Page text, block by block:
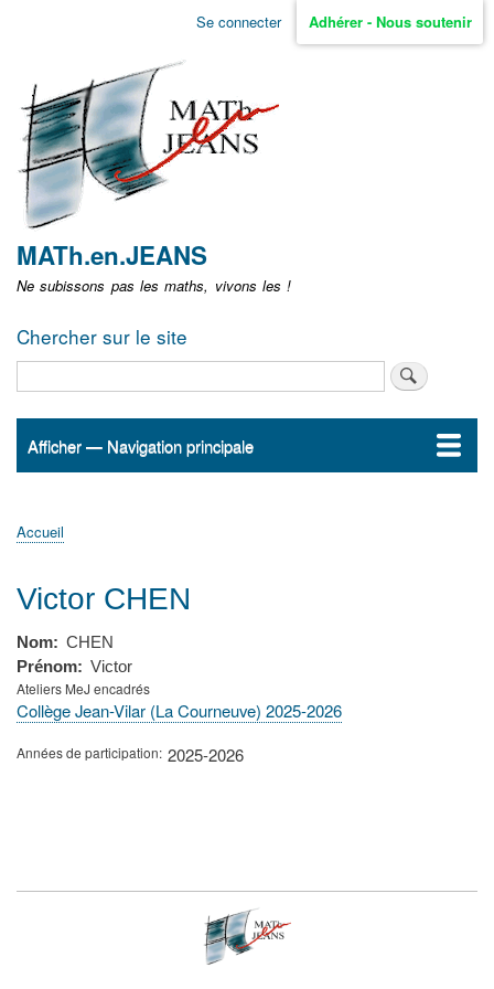
Aller
non
identifié
Se connecter Adhérer - Nous soutenir
MATh.en.JEANS
Ne subissons pas les maths, vivons les !
Chercher sur le site
Navigation
Afficher — Navigation principale
Accueil
ActualitésMATh.en.JEANS ?
Régions et Ateliers
Créer, gérer un atelier
Sujets/Publications
Congrès
d'Ariane
Accueil
Victor CHEN
Nom
CHEN
Prénom
Victor
Ateliers MeJ encadrés
Collège Jean-Vilar (La Courneuve) 2025-2026
Années de participation 2025-2026